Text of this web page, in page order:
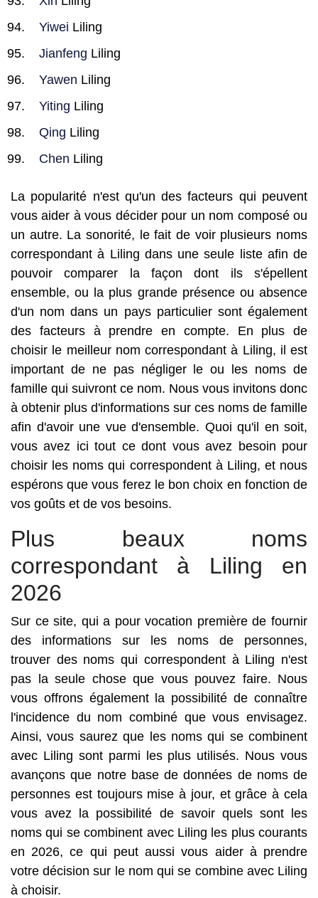
Yiwei Liling
Jianfeng Liling
Yawen Liling
Yiting Liling
Qing Liling
Chen Liling
La popularité n'est qu'un des facteurs qui peuvent
vous aider à vous décider pour un nom composé ou
un autre. La sonorité, le fait de voir plusieurs noms
correspondant à Liling dans une seule liste afin de
pouvoir comparer la façon dont ils s'épellent
ensemble, ou la plus grande présence ou absence
d'un nom dans un pays particulier sont également
des facteurs à prendre en compte. En plus de
choisir le meilleur nom correspondant à Liling, il est
important de ne pas négliger le ou les noms de
famille qui suivront ce nom. Nous vous invitons donc
à obtenir plus d'informations sur ces noms de famille
afin d'avoir une vue d'ensemble. Quoi qu'il en soit,
vous avez ici tout ce dont vous avez besoin pour
choisir les noms qui correspondent à Liling, et nous
espérons que vous ferez le bon choix en fonction de
vos goûts et de vos besoins.
Plus beaux noms
correspondant à Liling en
2026
Sur ce site, qui a pour vocation première de fournir
des informations sur les noms de personnes,
trouver des noms qui correspondent à Liling n'est
pas la seule chose que vous pouvez faire. Nous
vous offrons également la possibilité de connaître
l'incidence du nom combiné que vous envisagez.
Ainsi, vous saurez que les noms qui se combinent
avec Liling sont parmi les plus utilisés. Nous vous
avançons que notre base de données de noms de
personnes est toujours mise à jour, et grâce à cela
vous avez la possibilité de savoir quels sont les
noms qui se combinent avec Liling les plus courants
en 2026, ce qui peut aussi vous aider à prendre
votre décision sur le nom qui se combine avec Liling
à choisir.